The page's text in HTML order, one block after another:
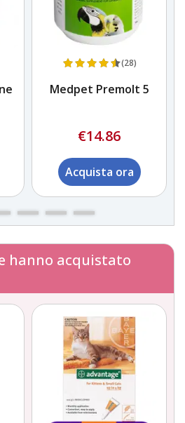
(28)
Medpet Premolt 5
€14.86
Acquista ora
hanno acquistato